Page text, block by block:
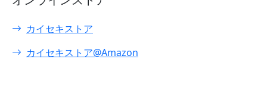
カイセキストア
カイセキストア@Amazon